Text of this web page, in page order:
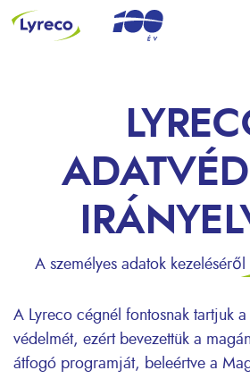
A személyes adatok
A Lyreco cégnél fontosnak tartjuk
védelmét, ezért bevezettük a
átfogó programját, beleértve a